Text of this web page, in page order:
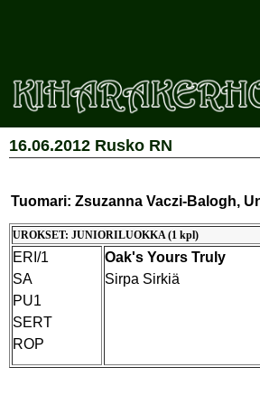
16.06.2012 Rusko RN
Tuomari: Zsuzanna Vaczi-Balogh,
UROKSET: JUNIORILUOKKA (1 kpl)
ERI/1
SA
PU1
SERT
ROP
Oak's Yours Truly
Sirpa Sirkiä